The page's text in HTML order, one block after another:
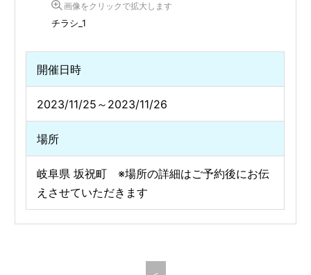
画像をクリックで拡大します
チラシ_1
開催日時
2023/11/25～2023/11/26
場所
岐阜県 坂祝町 ※場所の詳細はご予約後にお伝
えさせていただきます